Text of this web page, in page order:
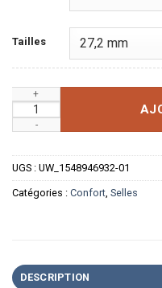
Tailles
quantité de Tige de
UGS : UW_1548946932-01
Catégories : Confort Selles
DESCRIPTION